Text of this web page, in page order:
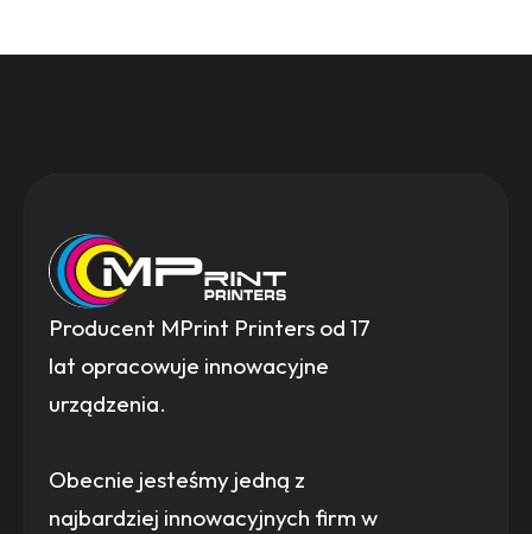
Producent MPrint Printers od 17
lat opracowuje innowacyjne
urządzenia.
Obecnie jesteśmy jedną z
najbardziej innowacyjnych firm w